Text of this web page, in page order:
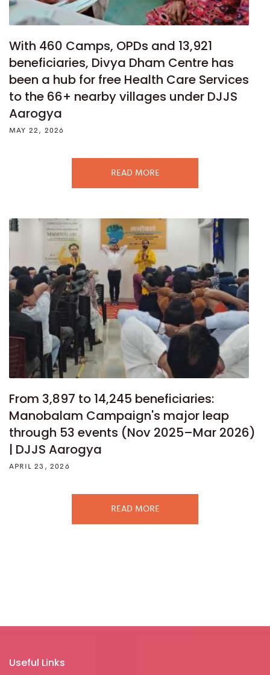
With 460 Camps, OPDs and 13,921
beneficiaries, Divya Dham Centre has
been a hub for free Health Care Services
to the 66+ nearby villages under DJJS
Aarogya
MAY 22, 2026
READ MORE
From 3,897 to 14,245 beneficiaries:
Manobalam Campaign's major leap
through 53 events (Nov 2025–Mar 2026)
| DJJS Aarogya
APRIL 23, 2026
READ MORE
Useful Links